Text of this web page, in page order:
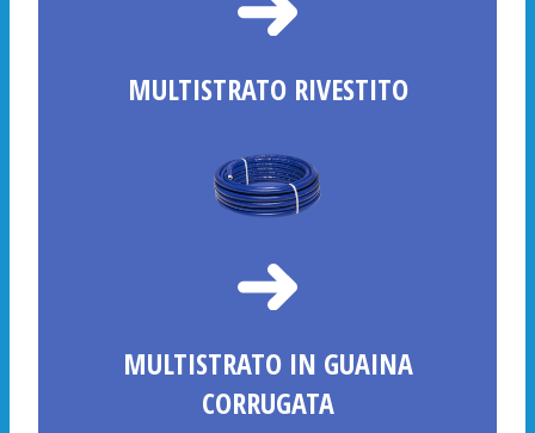
MULTISTRATO RIVESTITO
MULTISTRATO IN GUAINA
CORRUGATA